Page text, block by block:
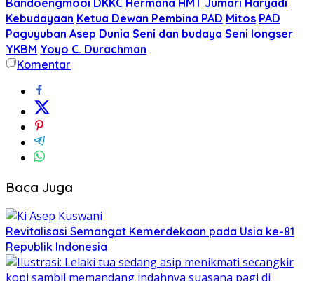
Kebudayaan Ketua Dewan Pembina PAD Mitos PAD
Paguyuban Asep Dunia Seni dan budaya Seni longser
YKBM Yoyo C. Durachman
Komentar
Baca Juga
Revitalisasi Semangat Kemerdekaan pada Usia ke-81
Republik Indonesia